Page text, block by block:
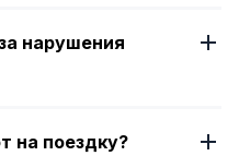
нарушения
на поездку?